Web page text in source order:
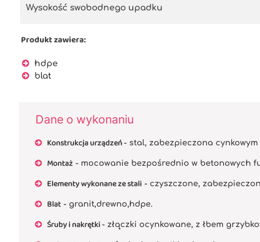
Wysokość swobodnego upadku
Produkt zawiera:
hdpe
blat
Dane o wykonaniu
Konstrukcja urządzeń- stal, zabezpieczona
Montaż - mocowanie bezpośrednio w betonowych
Elementy wykonane ze stali - czyszczone,
Blat - granit,drewno,hdpe.
Śruby i nakrętki- złączki ocynkowane, z łbem